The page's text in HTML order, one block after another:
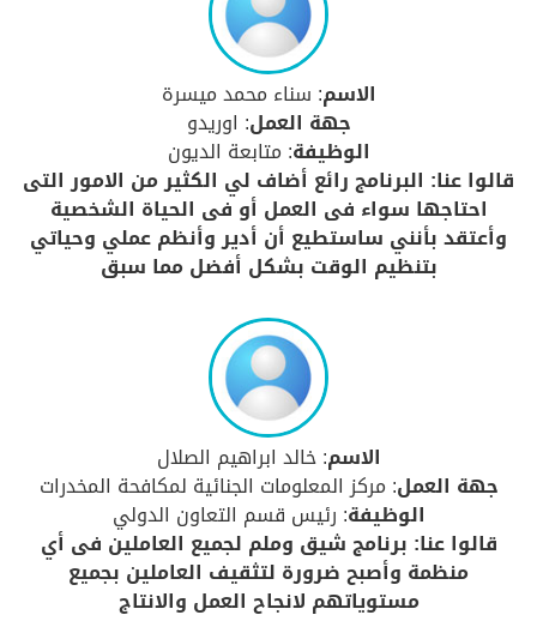
الاسم: سناء محمد ميسرة
جهة العمل: اوريدو
الوظيفة: متابعة الديون
قالوا عنا: البرنامج رائع أضاف لي الكثير من الامور التى
احتاجها سواء فى العمل أو فى الحياة الشخصية
وأعتقد بأنني ساستطيع أن أدير وأنظم عملي وحياتي
بتنظيم الوقت بشكل أفضل مما سبق
الاسم: خالد ابراهيم الصلال
جهة العمل: مركز المعلومات الجنائية لمكافحة المخدرات
الوظيفة: رئيس قسم التعاون الدولي
قالوا عنا: برنامج شيق وملم لجميع العاملين فى أي
منظمة وأصبح ضرورة لتثقيف العاملين بجميع
مستوياتهم لانجاح العمل والانتاج